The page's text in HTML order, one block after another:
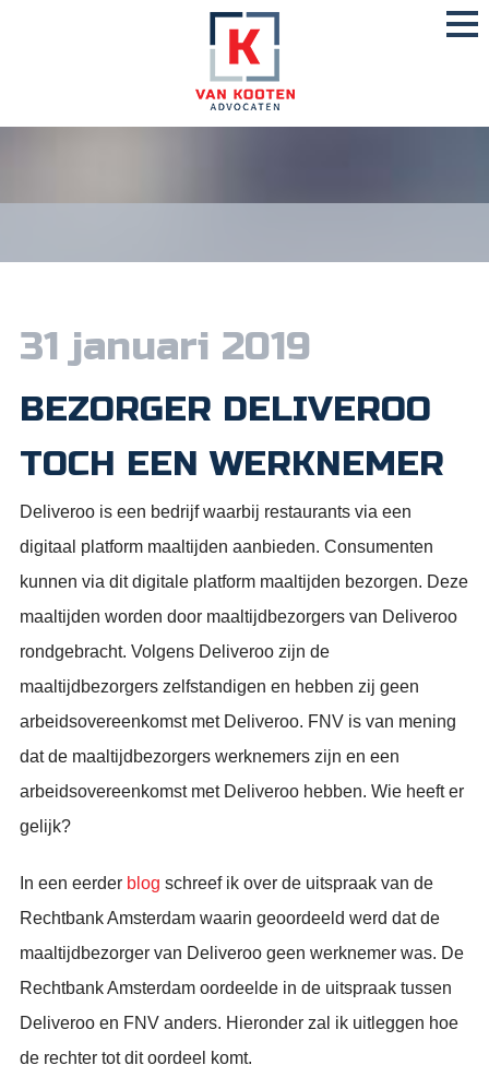
31 januari 2019
BEZORGER DELIVEROO
TOCH EEN WERKNEMER
Deliveroo is een bedrijf waarbij restaurants via een
digitaal platform maaltijden aanbieden. Consumenten
kunnen via dit digitale platform maaltijden bezorgen. Deze
maaltijden worden door maaltijdbezorgers van Deliveroo
rondgebracht. Volgens Deliveroo zijn de
maaltijdbezorgers zelfstandigen en hebben zij geen
arbeidsovereenkomst met Deliveroo. FNV is van mening
dat de maaltijdbezorgers werknemers zijn en een
arbeidsovereenkomst met Deliveroo hebben. Wie heeft er
gelijk?
In een eerder blog schreef ik over de uitspraak van de
Rechtbank Amsterdam waarin geoordeeld werd dat de
maaltijdbezorger van Deliveroo geen werknemer was. De
Rechtbank Amsterdam oordeelde in de uitspraak tussen
Deliveroo en FNV anders. Hieronder zal ik uitleggen hoe
de rechter tot dit oordeel komt.